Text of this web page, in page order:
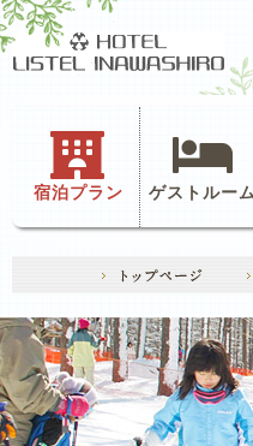
宿泊プラン ゲストルー